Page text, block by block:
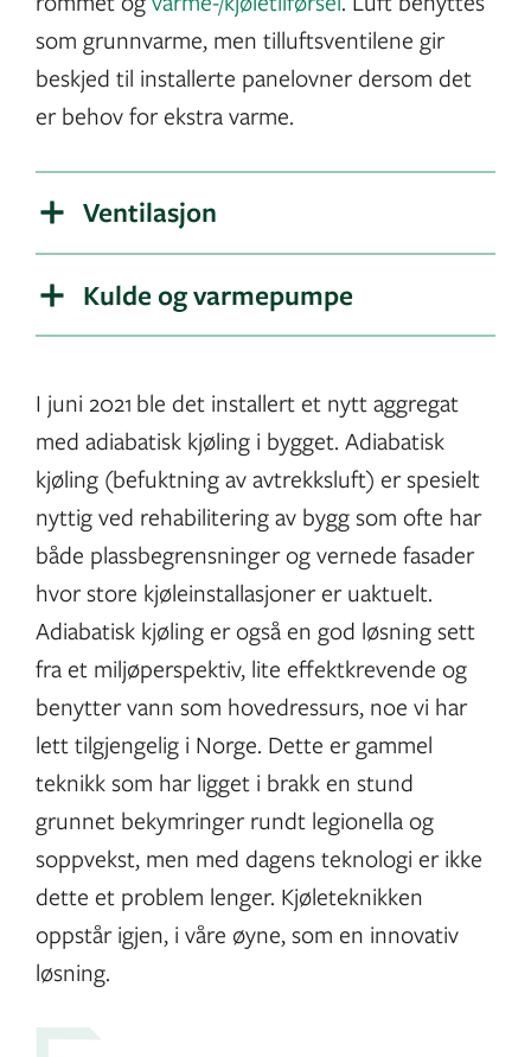
som grunnvarme, men tilluftsventilene gir
beskjed til installerte panelovner dersom det
er behov for ekstra varme.
Ventilasjon
Kulde og varmepumpe
I juni 2021 ble det installert et nytt aggregat
med adiabatisk kjøling i bygget. Adiabatisk
kjøling (befuktning av avtrekksluft) er spesielt
nyttig ved rehabilitering av bygg som ofte har
både plassbegrensninger og vernede fasader
hvor store kjøleinstallasjoner er uaktuelt.
Adiabatisk kjøling er også en god løsning sett
fra et miljøperspektiv, lite effektkrevende og
benytter vann som hovedressurs, noe vi har
lett tilgjengelig i Norge. Dette er gammel
teknikk som har ligget i brakk en stund
grunnet bekymringer rundt legionella og
soppvekst, men med dagens teknologi er ikke
dette et problem lenger. Kjøleteknikken
oppstår igjen, i våre øyne, som en innovativ
løsning.